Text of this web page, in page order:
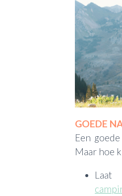
GOEDE
Een
Maar hoe